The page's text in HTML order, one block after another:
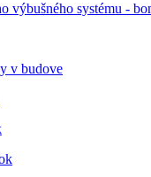
výbušného systému -
v budove